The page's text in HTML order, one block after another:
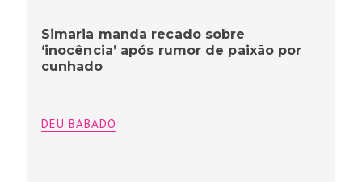
Simaria manda recado sobre
‘inocência’ após rumor de paixão por
cunhado
DEU BABADO